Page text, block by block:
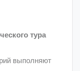
тура
выполняют